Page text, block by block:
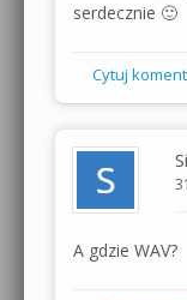
serdecznie 🙂
Cytuj
A gdzie WAV?